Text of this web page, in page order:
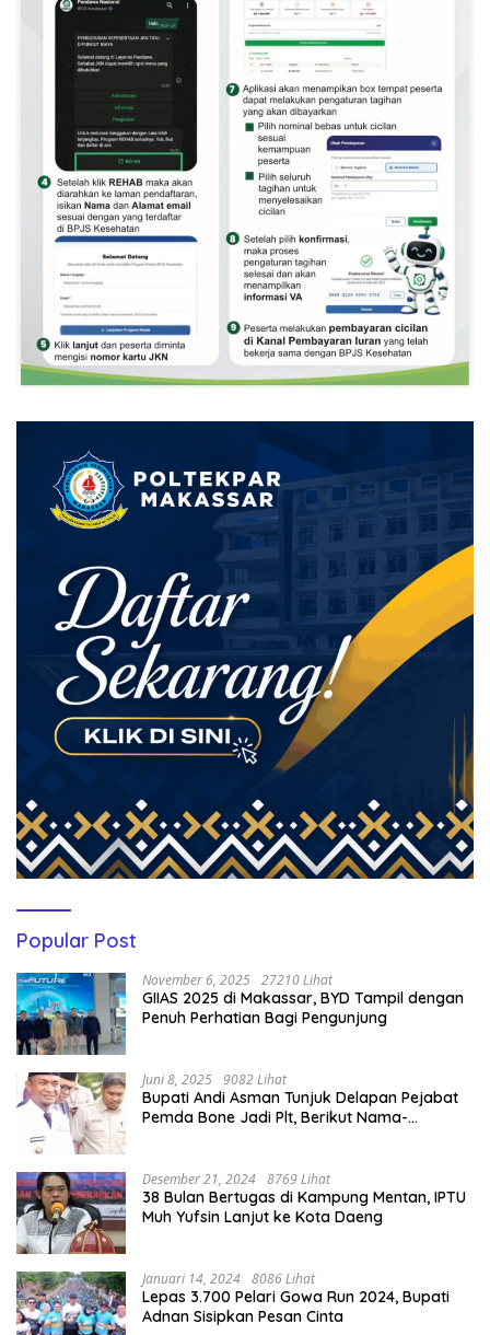
Popular Post
November 6, 2025 27210 Lihat
GIIAS 2025 di Makassar, BYD Tampil dengan
Penuh Perhatian Bagi Pengunjung
Juni 8, 2025 9082 Lihat
Bupati Andi Asman Tunjuk Delapan Pejabat
Pemda Bone Jadi Plt, Berikut Nama-
Desember 21, 2024 8769 Lihat
38 Bulan Bertugas di Kampung Mentan, IPTU
Muh Yufsin Lanjut ke Kota Daeng
Januari 14, 2024 8086 Lihat
Lepas 3.700 Pelari Gowa Run 2024, Bupati
Adnan Sisipkan Pesan Cinta